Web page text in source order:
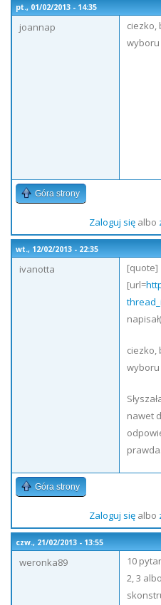
pt., 01/02/2013 - 14:35
joannap
ciezko,
wyboru
Góra strony
Zaloguj sięalbo
wt., 12/02/2013 - 22:35
ivanotta
[quote]
[url=
ciezko,
nawet
Góra strony
Zaloguj sięalbo
czw., 21/02/2013 - 13:55
weronka89
10
2, 3